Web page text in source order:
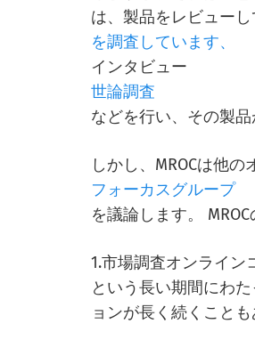
は、製品をレビュー
を調査しています、
インタビュー
世論調査
などを行い、その製
しかし、MROCは他
フォーカスグループ
を議論します。
1.市場調査オンライ
という長い期間にわ
ョンが長く続くことも